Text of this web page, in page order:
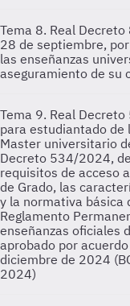
Tema 8. Real
28 de septiembre,
las enseñanzas
aseguramiento de su
Tema 9. Real
para estudiantado de
Master universitario
Decreto 534/2024,
requisitos de acceso
de Grado, las
y la normativa básica
Reglamento
enseñanzas oficiales
aprobado por
diciembre de 2024
2024)